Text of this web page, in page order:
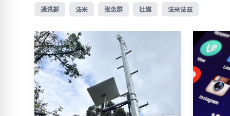
通讯部 法米 张念群 社媒 法米法兹